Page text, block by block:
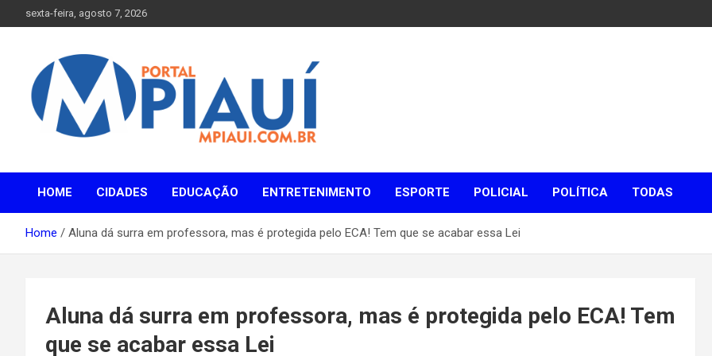
to
sexta-feira, agosto 7, 2026
Portal MPiauí
Parnaíba
HOME
CIDADES EDUCAÇÃO ENTRETENIMENTO ESPORTE POLICIAL POLÍTICA TODAS
Home Aluna dá surra em professora, mas é protegida pelo ECA! Tem que se acabar essa Lei
Aluna dá surra em professora, mas é protegida pelo ECA! Tem
que se acabar essa Lei